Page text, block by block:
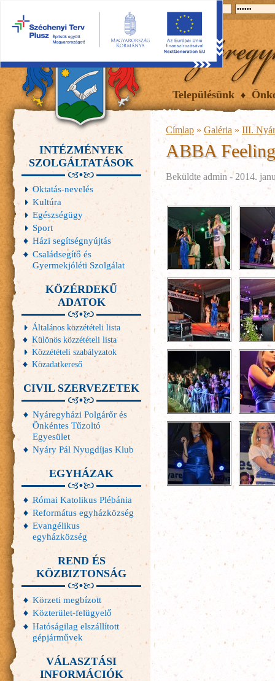
Településünk
Címlap » Galéria » III.
ABBA
Beküldte admin - 2014.
INTÉZMÉNYEK
SZOLGÁLTATÁSOK
Oktatás-nevelés
Kultúra
Egészségügy
Sport
Házi segítségnyújtás
Családsegítő és
Gyermekjóléti Szolgálat
KÖZÉRDEKŰ
ADATOK
Általános közzétételi lista
Különös közzétételi lista
Közzétételi szabályzatok
Közadatkereső
CIVIL SZERVEZETEK
Nyáregyházi Polgárőr és
Önkéntes Tűzoltó
Egyesület
Nyáry Pál Nyugdíjas Klub
EGYHÁZAK
Római Katolikus Plébánia
Református egyházközség
Evangélikus
egyházközség
REND ÉS
KÖZBIZTONSÁG
Körzeti megbízott
Közterület-felügyelő
Hatóságilag elszállított
gépjárművek
VÁLASZTÁSI
INFORMÁCIÓK